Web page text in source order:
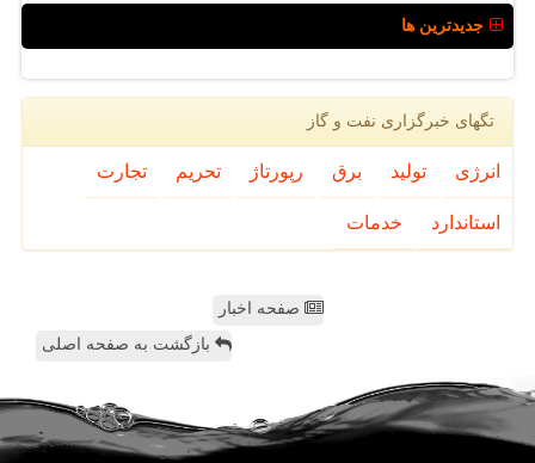
جدیدترین ها
تگهای خبرگزاری نفت و گاز
انرژی تولید برق رپورتاژ تحریم تجارت
استاندارد خدمات
صفحه اخبار
بازگشت به صفحه اصلی